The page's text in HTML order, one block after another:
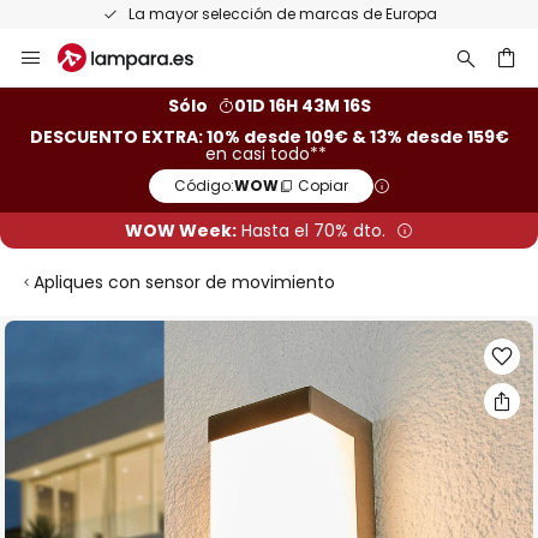
La mayor selección de marcas de Europa
al
Sólo
01D 16H 43M 16S
DESCUENTO EXTRA: 10% desde 109€ & 13% desde 159€
en casi todo**
Código:WOW Copiar
WOW Week: Hasta el 70% dto.
Apliques con sensor de movimiento
Saltar
galería